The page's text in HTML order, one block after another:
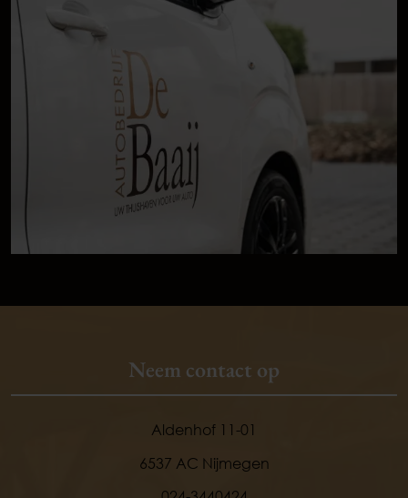
Neem contact op
Aldenhof 11-01
6537 AC Nijmegen